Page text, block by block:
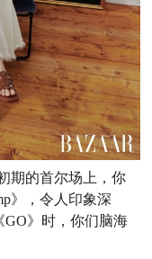
期的首尔场上，你
》，令人印象深
GO》 时，你们脑海